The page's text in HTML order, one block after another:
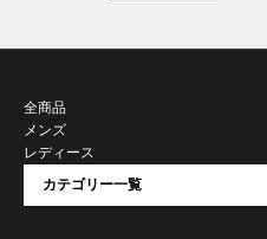
全商品
メンズ
レディース
カテゴリー一覧